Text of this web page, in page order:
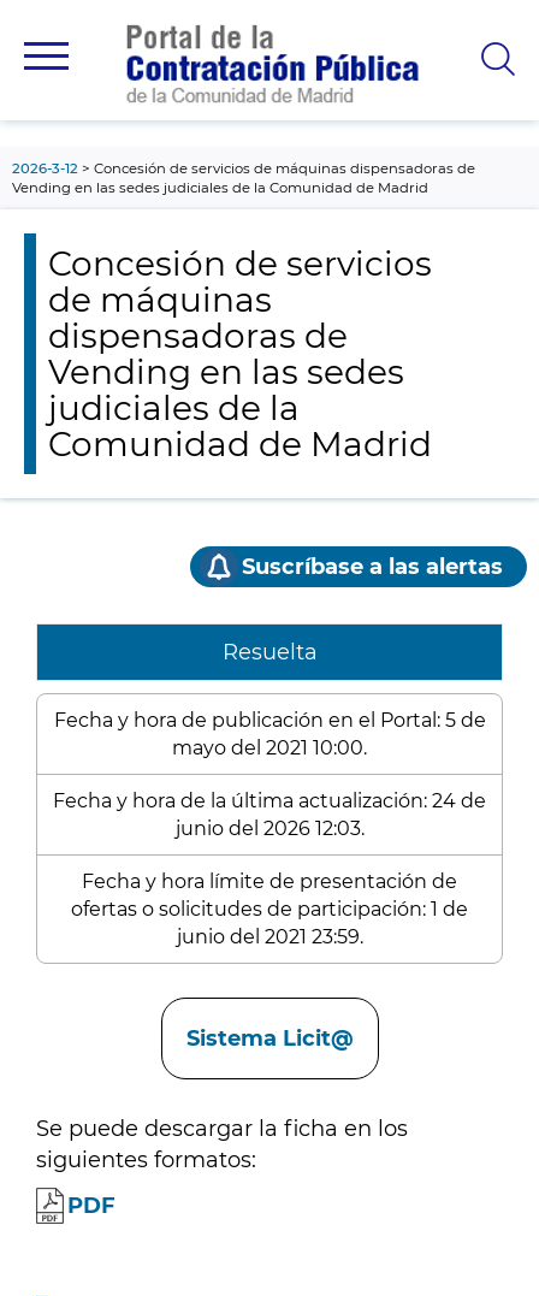
principal
2026-3-12
Concesión de servicios de máquinas dispensadoras de
Vending en las sedes judiciales de la Comunidad de Madrid
Concesión de servicios
de máquinas
dispensadoras de
Vending en las sedes
judiciales de la
Comunidad de Madrid
Suscríbase a las alertas
Resuelta
Fecha y hora de publicación en el Portal: 5 de
mayo del 2021 10:00.
Fecha y hora de la última actualización: 24 de
junio del 2026 12:03.
Fecha y hora límite de presentación de
ofertas o solicitudes de participación: 1 de
junio del 2021 23:59.
Sistema Licit@
Se puede descargar la ficha en los
siguientes formatos:
PDF